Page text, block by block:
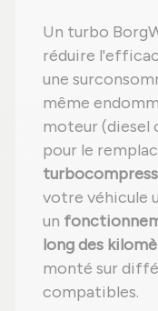
Un turbo
réduire
une
même
moteur (diesel
pour le
votre véhicule
un
long des
monté sur
compatibles.